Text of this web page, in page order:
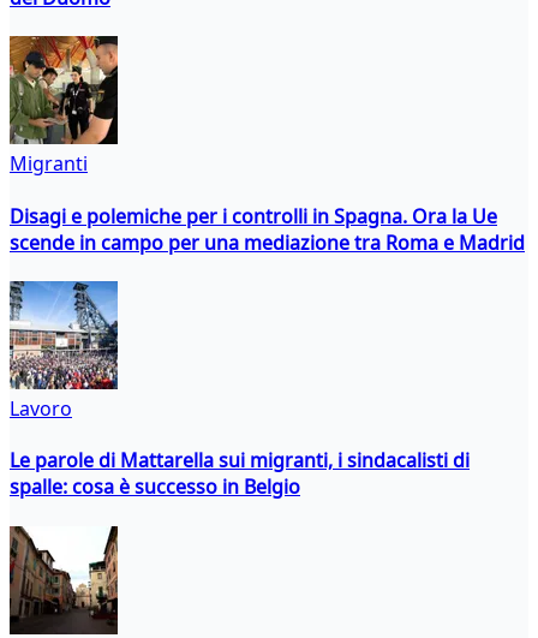
Migranti
Disagi e polemiche per i controlli in Spagna. Ora la Ue
scende in campo per una mediazione tra Roma e Madrid
Lavoro
Le parole di Mattarella sui migranti, i sindacalisti di
spalle: cosa è successo in Belgio